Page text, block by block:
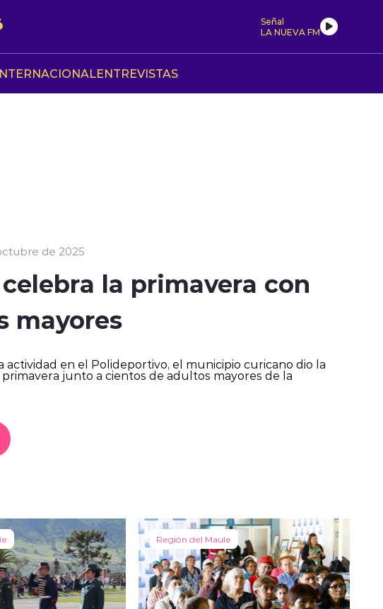
Señal
LA NUEVA FM
ENTREVISTAS
de 2025
la primavera con
mayores
actividad en el Polideportivo, el municipio curicano dio la
primavera junto a cientos de adultos mayores de la
Región del Maule